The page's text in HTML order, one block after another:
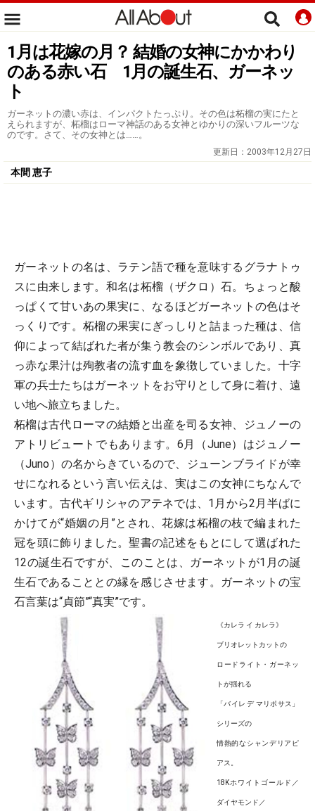
1月は花嫁の月？ 結婚の女神にかかわり
のある赤い石 1月の誕生石、ガーネッ
ト
ガーネットの濃い赤は、インパクトたっぷり。その色は柘榴の実にたと
えられますが、柘榴はローマ神話のある女神とゆかりの深いフルーツな
のです。さて、その女神とは……。
更新日： 2003年12月27日
本間 恵子
ガーネットの名は、ラテン語で種を意味するグラナトゥ
スに由来します。和名は柘榴（ザクロ）石。ちょっと酸
っぱくて甘いあの果実に、なるほどガーネットの色はそ
っくりです。柘榴の果実にぎっしりと詰まった種は、信
仰によって結ばれた者が集う教会のシンボルであり、真
っ赤な果汁は殉教者の流す血を象徴していました。十字
軍の兵士たちはガーネットをお守りとして身に着け、遠
い地へ旅立ちました。
柘榴は古代ローマの結婚と出産を司る女神、ジュノーの
アトリビュートでもあります。6月（June）はジュノー
（Juno）の名からきているので、ジューンブライドが幸
せになれるという言い伝えは、実はこの女神にちなんで
います。古代ギリシャのアテネでは、1月から2月半ばに
かけてが“婚姻の月”とされ、花嫁は柘榴の枝で編まれた
冠を頭に飾りました。聖書の記述をもとにして選ばれた
12の誕生石ですが、このことは、ガーネットが1月の誕
生石であることとの縁を感じさせます。ガーネットの宝
石言葉は“貞節”“真実”です。
《カレラ イ カレラ》
ブリオレットカットの
ロードライト・ガーネッ
トが揺れる
「バイレ デ マリポサス」
シリーズの
情熱的なシャンデリアピ
アス。
18Kホワイトゴールド／
ダイヤモンド／